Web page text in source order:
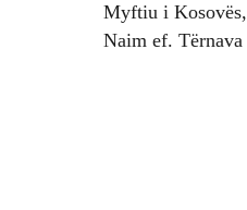
Myftiu i Kosovës,
Naim ef. Tërnava